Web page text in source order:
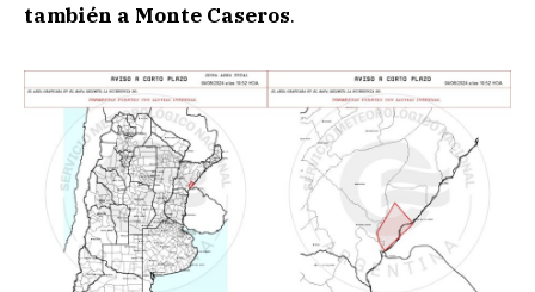
también a Monte Caseros.